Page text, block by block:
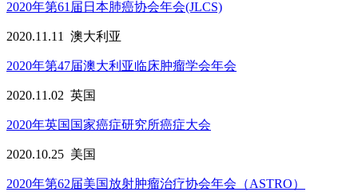
2020年第61届日本肺癌协会年会(JLCS)
2020.11.11 澳大利亚
2020年第47届澳大利亚临床肿瘤学会年会
2020.11.02 英国
2020年英国国家癌症研究所癌症大会
2020.10.25 美国
2020年第62届美国放射肿瘤治疗协会年会（ASTRO）